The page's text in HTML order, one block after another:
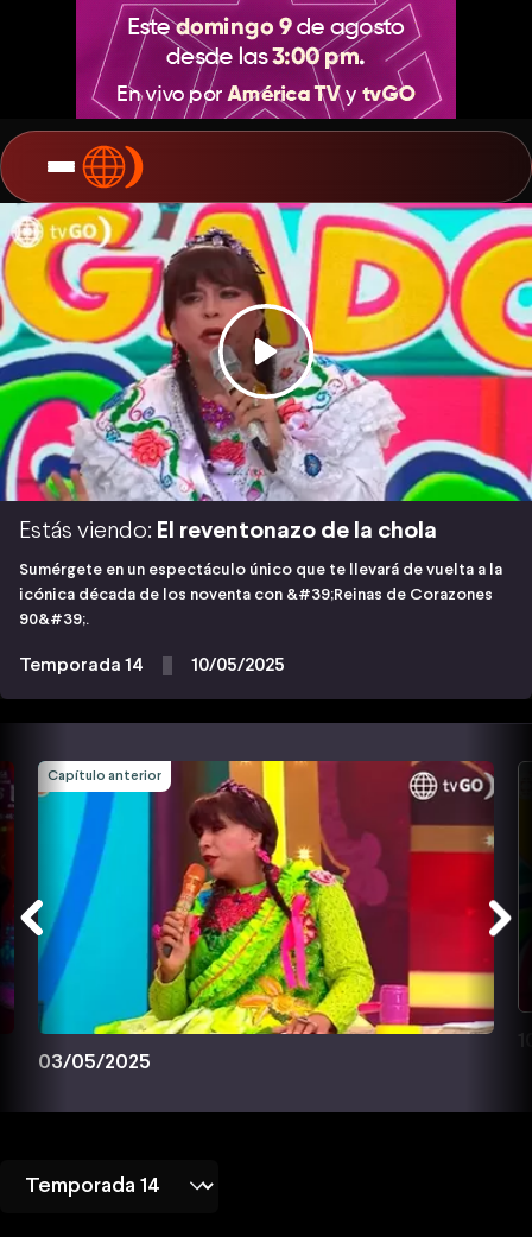
Estás viendo: El reventonazo de la chola
Sumérgete en un espectáculo único que te llevará de vuelta a la
icónica década de los noventa con &#39;Reinas de Corazones
90&#39;.
Temporada 14 10/05/2025
Capítulo anterior
03/05/2025